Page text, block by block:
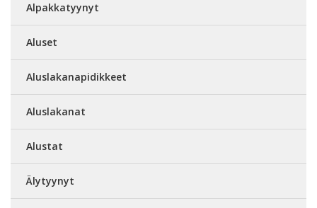
Alpakkatyynyt
Aluset
Aluslakanapidikkeet
Aluslakanat
Alustat
Älytyynyt